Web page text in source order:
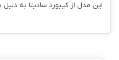
این مدل از کیبورد سادیتا به